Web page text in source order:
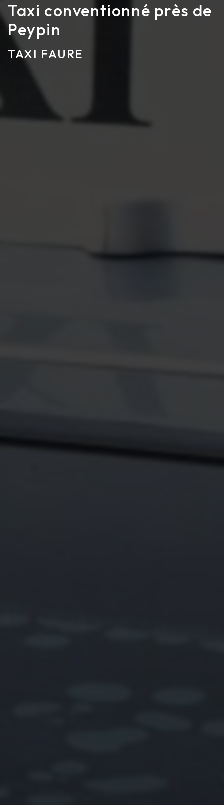
Taxi conventionné près de
Peypin
TAXI FAURE